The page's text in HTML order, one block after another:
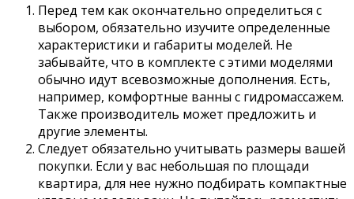
Перед тем как окончательно определиться с
выбором, обязательно изучите определенные
характеристики и габариты моделей. Не
забывайте, что в комплекте с этими моделями
обычно идут всевозможные дополнения. Есть,
например, комфортные ванны с гидромассажем.
Также производитель может предложить и
другие элементы.
Следует обязательно учитывать размеры вашей
покупки. Если у вас небольшая по площади
квартира, для нее нужно подбирать компактные